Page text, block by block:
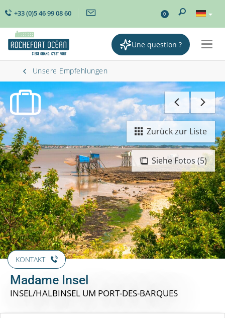
+33 (0)5 46 99 08 60 0
Une question ?
Unsere Empfehlungen
Siehe Fotos (5)
Zurück zur Liste
KONTAKT
Madame Insel
INSEL/HALBINSEL UM PORT-DES-BARQUES